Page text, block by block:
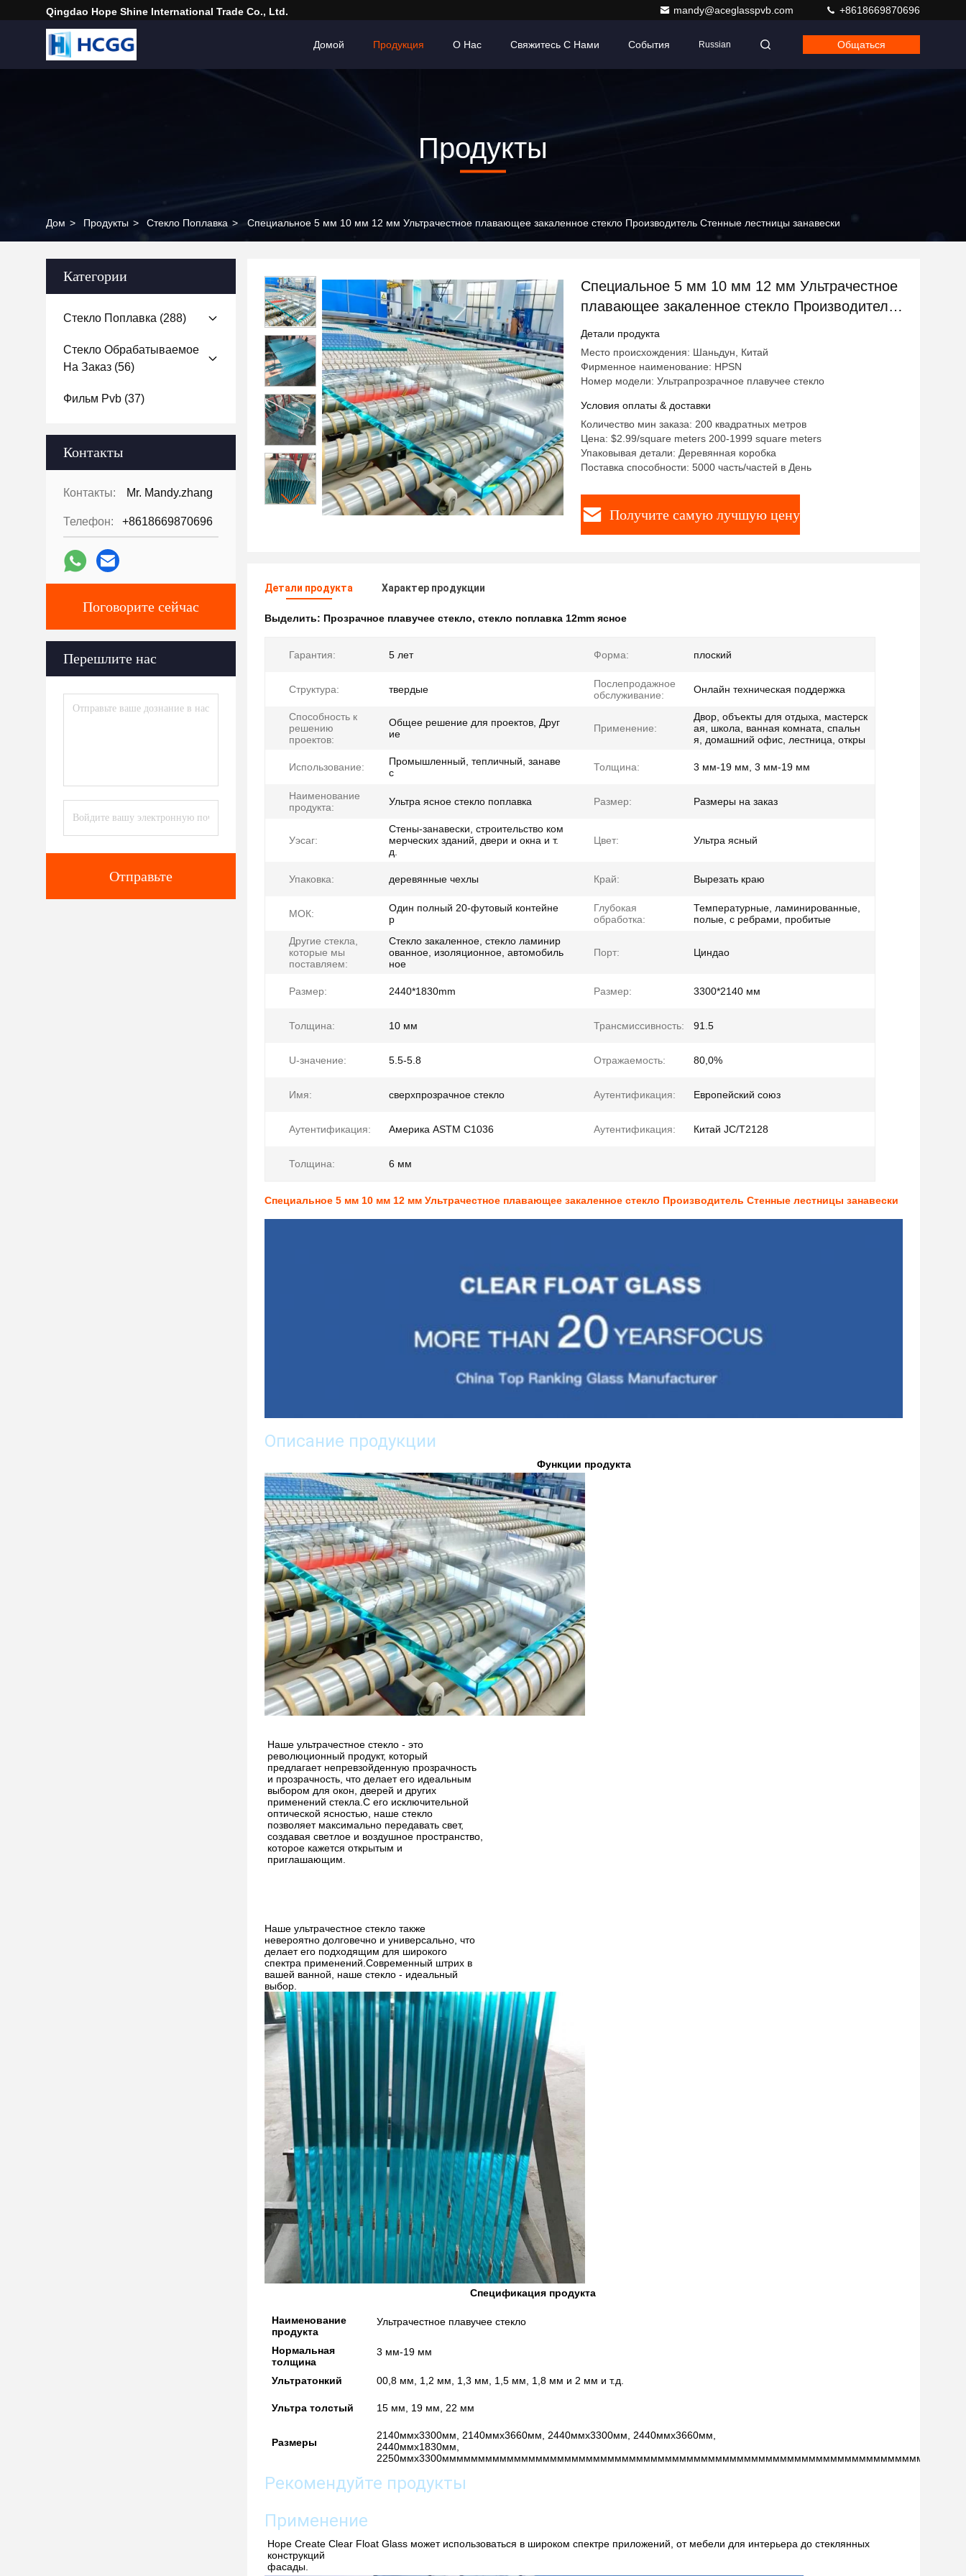
Qingdao Hope Shine International Trade Co., Ltd. mandy@aceglasspvb.com +8618669870696
Домой Продукция О Нас Свяжитесь С Нами События Russian Общаться
Продукты
Дом > Продукты > Стекло Поплавка > Специальное 5 мм 10 мм 12 мм Ультрачестное плавающее закаленное стекло Производитель Стенные лестницы занавески
Категории
Стекло Поплавка (288)
Стекло Обрабатываемое
На Заказ (56)
Фильм Pvb (37)
Контакты
Контакты: Mr. Mandy.zhang
Телефон: +8618669870696
Поговорите сейчас
Перешлите нас
Отправьте
Специальное 5 мм 10 мм 12 мм Ультрачестное
плавающее закаленное стекло Производитель
Стенные лестницы занавески
Детали продукта
Место происхождения: Шаньдун, Китай
Фирменное наименование: HPSN
Номер модели: Ультрапрозрачное плавучее стекло
Условия оплаты & доставки
Количество мин заказа: 200 квадратных метров
Цена: $2.99/square meters 200-1999 square meters
Упаковывая детали: Деревянная коробка
Поставка способности: 5000 часть/частей в День
Получите самую лучшую цену
Детали продукта Характер продукции
Выделить: Прозрачное плавучее стекло, стекло поплавка 12mm ясное
Гарантия: 5 лет Форма: плоский
Структура: твердые
Послепродажное
обслуживание:
Онлайн техническая поддержка
Способность к
решению
проектов:
Общее решение для проектов, Друг
ие
Применение:
Двор, объекты для отдыха, мастерск
ая, школа, ванная комната, спальн
я, домашний офис, лестница, откры
Использование:
Промышленный, тепличный, занаве
с
Толщина: 3 мм-19 мм, 3 мм-19 мм
Наименование
продукта:
Ультра ясное стекло поплавка Размер: Размеры на заказ
Уэсаг:
Стены-занавески, строительство ком
мерческих зданий, двери и окна и т.
д.
Цвет: Ультра ясный
Упаковка: деревянные чехлы Край: Вырезать краю
МОК:
Один полный 20-футовый контейне
р
Глубокая
обработка:
Температурные, ламинированные,
полые, с ребрами, пробитые
Другие стекла,
которые мы
поставляем:
Стекло закаленное, стекло ламинир
ованное, изоляционное, автомобиль
ное
Порт: Циндао
Размер: 2440*1830mm Размер: 3300*2140 мм
Толщина: 10 мм Трансмиссивность: 91.5
U-значение: 5.5-5.8 Отражаемость: 80,0%
Имя: сверхпрозрачное стекло Аутентификация: Европейский союз
Аутентификация: Америка ASTM C1036 Аутентификация: Китай JC/T2128
Толщина: 6 мм
Специальное 5 мм 10 мм 12 мм Ультрачестное плавающее закаленное стекло Производитель Стенные лестницы занавески
Описание продукции
Функции продукта
Наше ультрачестное стекло - это
революционный продукт, который
предлагает непревзойденную прозрачность
и прозрачность, что делает его идеальным
выбором для окон, дверей и других
применений стекла.С его исключительной
оптической ясностью, наше стекло
позволяет максимально передавать свет,
создавая светлое и воздушное пространство,
которое кажется открытым и
приглашающим.
Наше ультрачестное стекло также
невероятно долговечно и универсально, что
делает его подходящим для широкого
спектра применений.Современный штрих в
вашей ванной, наше стекло - идеальный
выбор.
Спецификация продукта
Наименование
продукта
Ультрачестное плавучее стекло
Нормальная
толщина
3 мм-19 мм
Ультратонкий 00,8 мм, 1,2 мм, 1,3 мм, 1,5 мм, 1,8 мм и 2 мм и т.д.
Ультра толстый 15 мм, 19 мм, 22 мм
Размеры
2140ммх3300мм, 2140ммх3660мм, 2440ммх3300мм, 2440ммх3660мм,
2440ммх1830мм,
Рекомендуйте продукты
Применение
Hope Create Clear Float Glass может использоваться в широком спектре приложений, от мебели для интерьера до стеклянных
конструкций
фасады.